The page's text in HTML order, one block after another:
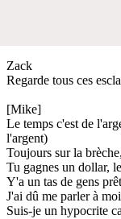
Zack
Regarde tous ces
[Mike]
Le temps c'est de
l'argent)
Toujours sur la
Tu gagnes un dollar,
Y'a un tas de gens
J'ai dû me parler à
Suis-je un hypocrite